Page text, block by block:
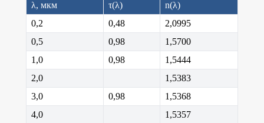
λ, мкм
τ(λ)
n(λ)
0,2
0,48
2,0995
0,5
0,98
1,5700
1,0
0,98
1,5444
2,0
1,5383
3,0
0,98
1,5368
4,0
1,5357